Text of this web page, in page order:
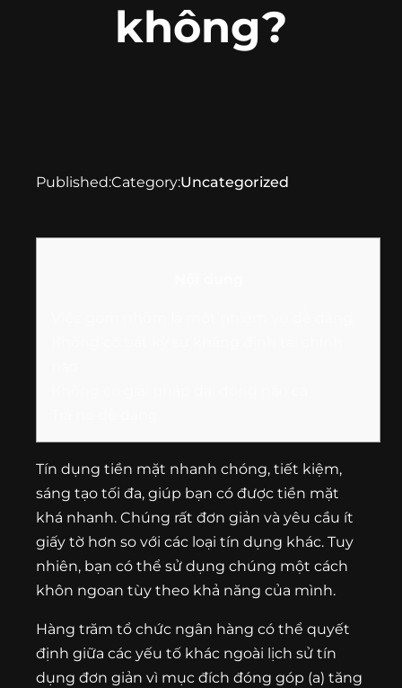
không?
Published:Category:Uncategorized
Tín dụng tiền mặt nhanh chóng, tiết kiệm,
sáng tạo tối đa, giúp bạn có được tiền mặt
khá nhanh. Chúng rất đơn giản và yêu cầu ít
giấy tờ hơn so với các loại tín dụng khác. Tuy
nhiên, bạn có thể sử dụng chúng một cách
khôn ngoan tùy theo khả năng của mình.
Hàng trăm tổ chức ngân hàng có thể quyết
định giữa các yếu tố khác ngoài lịch sử tín
dụng đơn giản vì mục đích đóng góp (a) tăng